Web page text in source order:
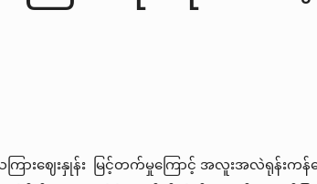
ားဈေးနှုန်း မြင့်တက်မှုကြောင့် အလူးအလဲရုန်း